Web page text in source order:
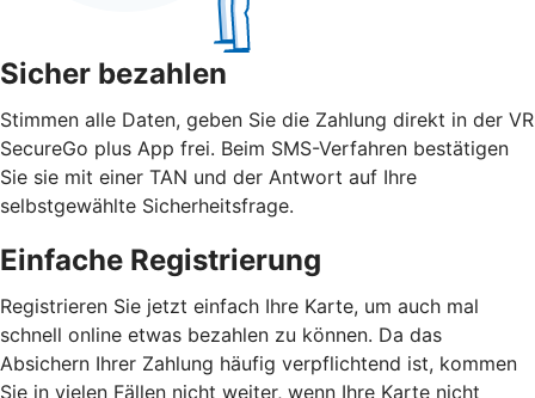
Sicher bezahlen
Stimmen alle Daten, geben Sie die Zahlung direkt in der VR
SecureGo plus App frei. Beim SMS-Verfahren bestätigen
Sie sie mit einer TAN und der Antwort auf Ihre
selbstgewählte Sicherheitsfrage.
Einfache Registrierung
Registrieren Sie jetzt einfach Ihre Karte, um auch mal
schnell online etwas bezahlen zu können. Da das
Absichern Ihrer Zahlung häufig verpflichtend ist, kommen
Sie in vielen Fällen nicht weiter, wenn Ihre Karte nicht